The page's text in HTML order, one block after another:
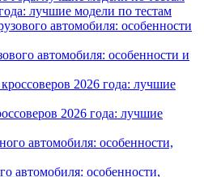
лучшие модели по тестам
автомобиля: особенности и
2026 года: лучшие
автомобиля: особенности,